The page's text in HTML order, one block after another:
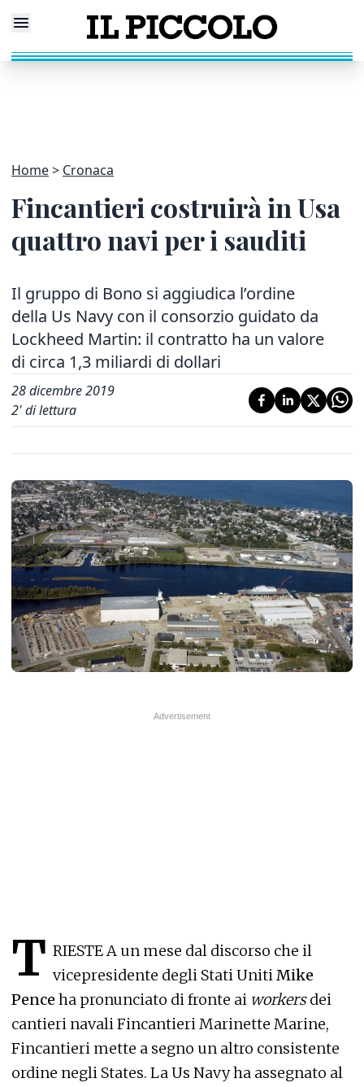
Home Cronaca
Fincantieri costruirà in Usa
quattro navi per i sauditi
Il gruppo di Bono si aggiudica l’ordine
della Us Navy con il consorzio guidato da
Lockheed Martin: il contratto ha un valore
di circa 1,3 miliardi di dollari
28 dicembre 2019
2' di lettura
T RIESTE A un mese dal discorso che il
vicepresidente degli Stati UnitiMike
Pence ha pronunciato di fronte ai workersdei
cantieri navali Fincantieri Marinette Marine,
Fincantieri mette a segno un altro consistente
ordine negli States. La Us Navy ha assegnato al